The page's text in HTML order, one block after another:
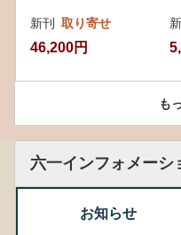
新刊 取り寄せ
46,200円
も
六一インフォメーシ
お知らせ